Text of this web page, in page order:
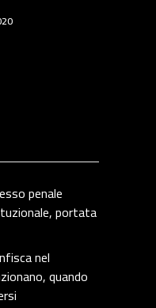
penale
portata
nel
quando